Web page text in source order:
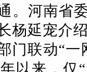
。河南省
杨延宠介
门联动“一
以来，仅